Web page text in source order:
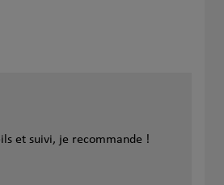
et suivi, je recommande !